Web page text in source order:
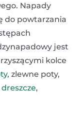
Napady
do powtarzania
jest
kolce
, zlewne poty,
dreszcze,